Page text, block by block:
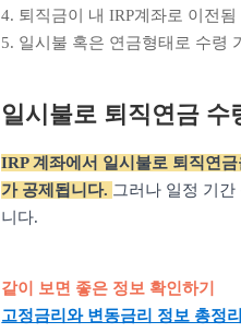
4. 퇴직금이 내 IRP계좌로 이전됨
5. 일시불 혹은 연금형태로 수령
일시불로 퇴직연금 수
IRP 계좌에서 일시불로 퇴직연
가 공제됩니다. 그러나 일정 기
니다.
같이 보면 좋은 정보 확인하기
고정금리와 변동금리 정보 총정리